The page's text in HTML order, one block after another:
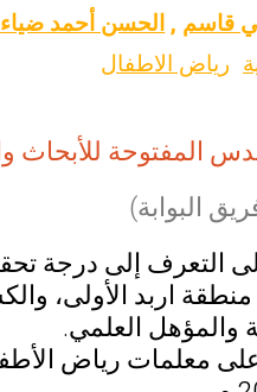
قاسم ,الحسن أحمد
رياض الاطفال
للأبحاث والدراسات
البوابة)
التعرف إلى درجة
اربد الأولى،
والمؤهل العلمي.
معلمات رياض